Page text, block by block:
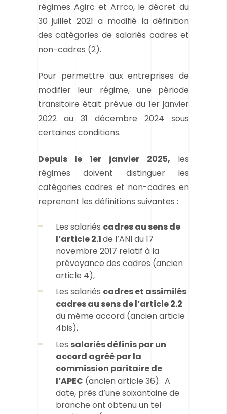
régimes Agirc et Arrco, le décret du
30 juillet 2021 a modifié la définition
des catégories de salariés cadres et
non-cadres (2).
Pour permettre aux entreprises de
modifier leur régime, une période
transitoire était prévue du 1erjanvier
2022 au 31 décembre 2024 sous
certaines conditions.
Depuis le 1er janvier 2025, les
régimes doivent distinguer les
catégories cadres et non-cadres en
reprenant les définitions suivantes :
Les salariés cadres au sens de
l’article 2.1de l’ANI du 17
novembre 2017 relatif à la
prévoyance des cadres (ancien
article 4),
Les salariés cadres et assimilés
cadres au sens de l’article 2.2
du même accord (ancien article
4bis),
Les salariés définis par un
accord agréé par la
commission paritaire de
l’APEC (ancien article 36). A
date, près d’une soixantaine de
branche ont obtenu un tel